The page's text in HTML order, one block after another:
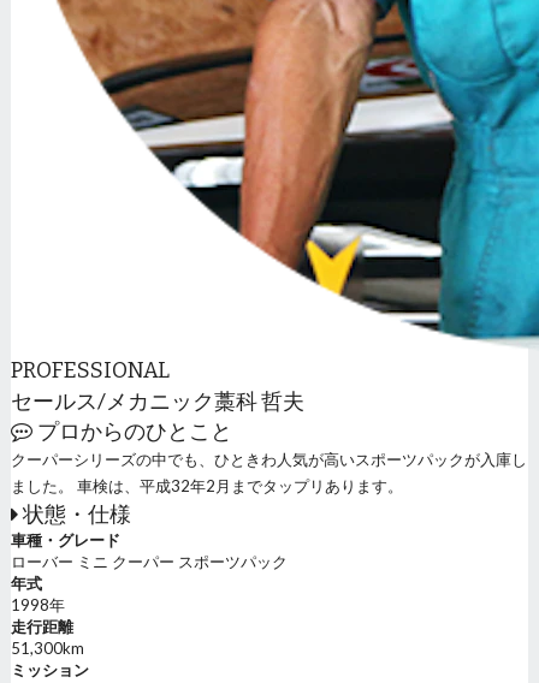
PROFESSIONAL
セールス/メカニック藁科 哲夫
プロからのひとこと
クーパーシリーズの中でも、ひときわ人気が高いスポーツパックが入庫し
ました。 車検は、平成32年2月までタップリあります。
状態・仕様
車種・グレード
ローバー ミニ クーパー スポーツパック
年式
1998年
走行距離
51,300km
ミッション